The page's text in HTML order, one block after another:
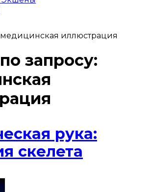
медицинская иллюстрация
запросу:
рука:
скелета